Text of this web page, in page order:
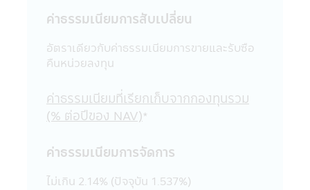
ผิด หรือก่อให้เกิดความเสียหายต่อทรัพย์สิน
19. การแก้ไขเปลี่ยนแปลง รายงาน ข้อความ
ข้อมูล เอกสาร หรือสื่อใดๆ ในแอปพลิเคชันผ่าน
หรือโดยมิได้รับอนุญาตจากบริษัทจัดการก่อน
และเป็นผลให้เกิดความเสียหายต่อทรัพย์สิน
หรือชื่อเสียงของบริษัทจัดการ หรือบุคคลอื่น
ไปตามพระราชบัญญัติ (พ.ร.บ.) ว่าด้วยการกระ
กล่าวนอกจากจะต้องรับผิดชอบต่อความเสีย
ค่าธรรมเนียมการสับเปลี่ยน
อัตราเดียวกับค่าธรรมเนียมการขายและรับซือ
คืนหน่วยลงทุน
ค่าธรรมเนียมที่เรียกเก็บจากกองทุนรวม
(% ต่อปีของ NAV)*
ค่าธรรมเนียมการจัดการ
ไม่เกิน 2.14% (ปัจจุบัน 1.537%)